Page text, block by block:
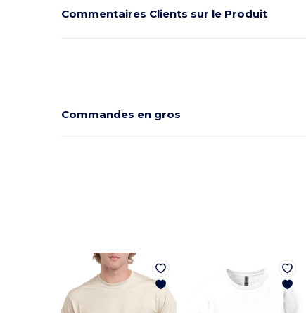
Commentaires Clients sur le Produit
Commandes en gros